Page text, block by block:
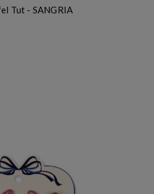
Tut - SANGRIA